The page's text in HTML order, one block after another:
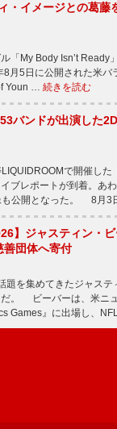
・イメージとの葛藤
「My Body Isn’t Ready
月5日に公開された米
Youn … 続きを読む
バンドが出演した
で開催した
ブレポートが到着。あ
も公開となった。 8月3
】ジャスティン・
善団体へ寄付
を集めてきたジャステ
。 ビーバーは、米ニ
Games』に出場し、